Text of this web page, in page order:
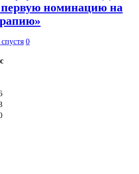
номинацию на
0